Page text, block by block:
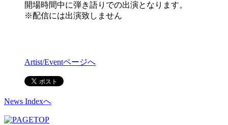
開場時間中に弾き語りでの出演となります。
※配信には出演致しません
Artist/Eventページへ
News Indexへ